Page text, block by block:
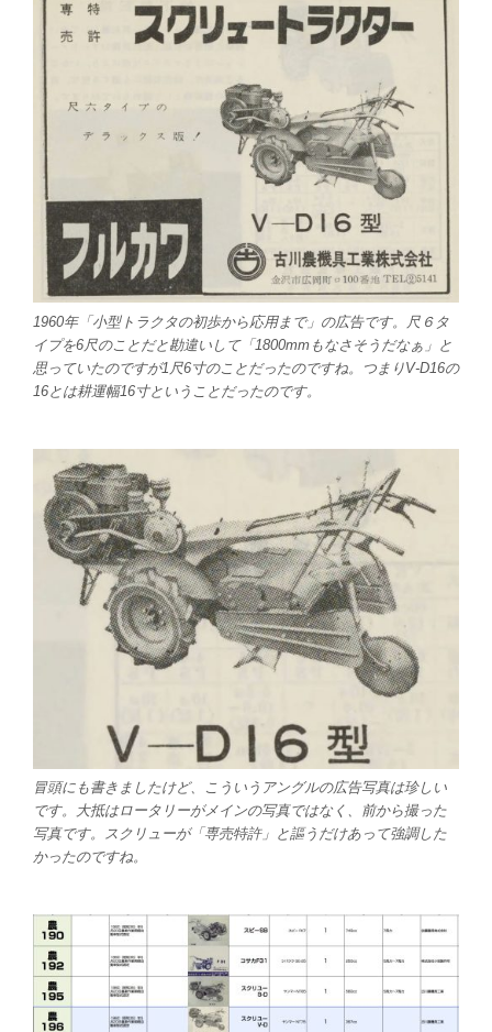
1960年「小型トラクタの初歩から応用まで」の広告です。尺６タ
イプを6尺のことだと勘違いして「1800mmもなさそうだなぁ」と
思っていたのですが1尺6寸のことだったのですね。つまりV-D16の
16とは耕運幅16寸ということだったのです。
冒頭にも書きましたけど、こういうアングルの広告写真は珍しい
です。大抵はロータリーがメインの写真ではなく、前から撮った
写真です。スクリューが「専売特許」と謳うだけあって強調した
かったのですね。